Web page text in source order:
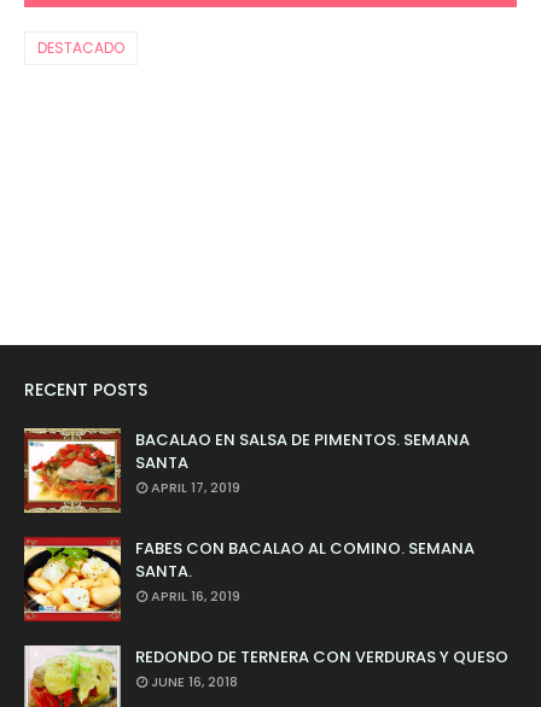
DESTACADO
RECENT POSTS
BACALAO EN SALSA DE PIMENTOS. SEMANA
SANTA
APRIL 17, 2019
FABES CON BACALAO AL COMINO. SEMANA
SANTA.
APRIL 16, 2019
REDONDO DE TERNERA CON VERDURAS Y QUESO
JUNE 16, 2018